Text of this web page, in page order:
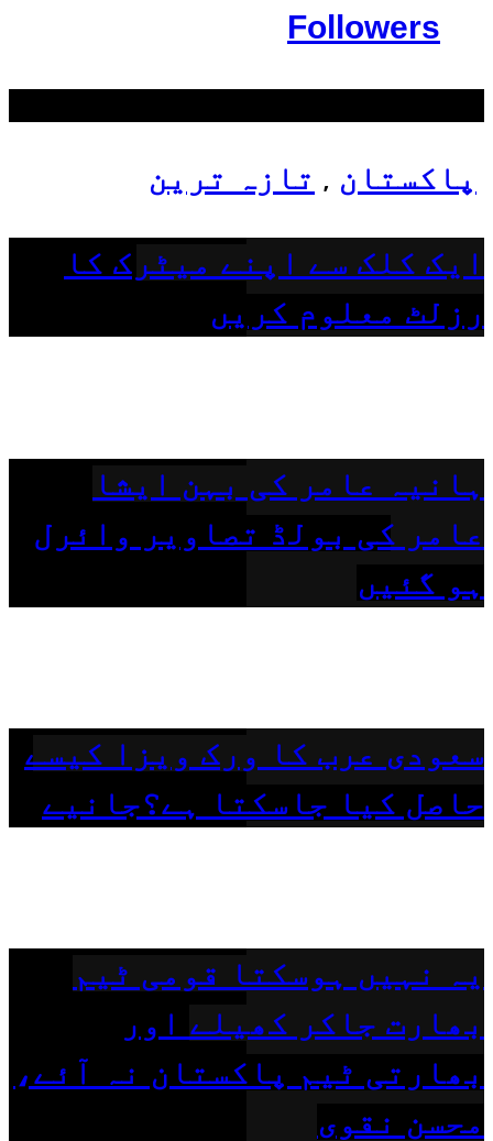
Followers
پاکستان , تازہ ترین
ایک کلک سے اپنے میٹرک کا
رزلٹ معلوم کریں
ہانیہ عامر کی بہن ایشا
عامر کی بولڈ تصاویر وائرل
ہو گئیں
سعودی عرب کا ورک ویزا کیسے
حاصل کیا جاسکتا ہے؟جانیے
یہ نہیں ہوسکتا قومی ٹیم
بھارت جاکر کھیلے اور
بھارتی ٹیم پاکستان نہ آئے،
محسن نقوی